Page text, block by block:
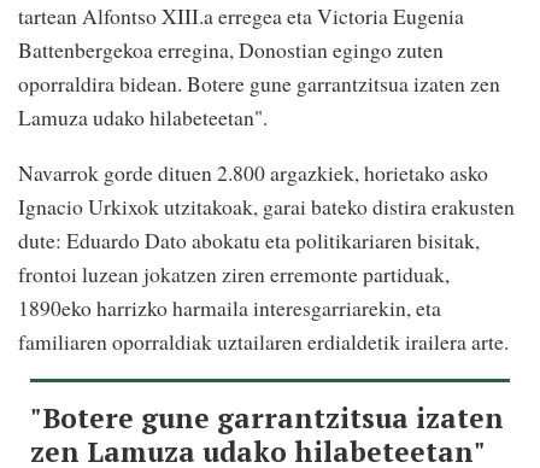
tartean Alfontso XIII.a erregea eta Victoria Eugenia
Battenbergekoa erregina, Donostian egingo zuten
oporraldira bidean. Botere gune garrantzitsua izaten zen
Lamuza udako hilabeteetan".
Navarrok gorde dituen 2.800 argazkiek, horietako asko
Ignacio Urkixok utzitakoak, garai bateko distira erakusten
dute: Eduardo Dato abokatu eta politikariaren bisitak,
frontoi luzean jokatzen ziren erremonte partiduak,
1890eko harrizko harmaila interesgarriarekin, eta
familiaren oporraldiak uztailaren erdialdetik irailera arte.
"Botere gune garrantzitsua izaten
zen Lamuza udako hilabeteetan"